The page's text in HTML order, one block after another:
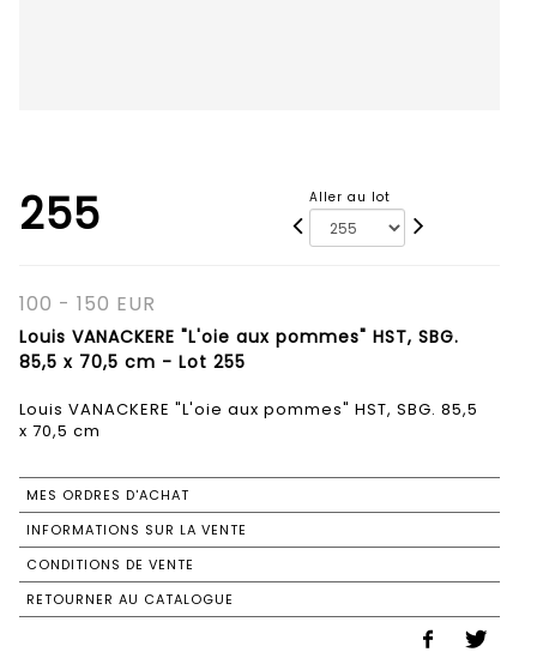
255 Aller au lot
100 - 150 EUR
Louis VANACKERE "L'oie aux pommes" HST, SBG.
85,5 x 70,5 cm - Lot 255
Louis VANACKERE "L'oie aux pommes" HST, SBG. 85,5
x 70,5 cm
MES ORDRES D'ACHAT
INFORMATIONS SUR LA VENTE
CONDITIONS DE VENTE
RETOURNER AU CATALOGUE